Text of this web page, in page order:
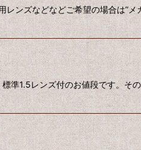
ンズなどなどご希望の場合は”メ
1.5レンズ付のお値段です。その